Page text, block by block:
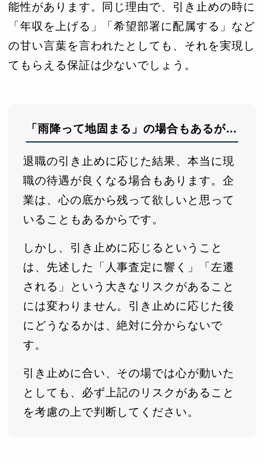
能性があります。同じ理由で、引き止めの時に
「年収を上げる」「希望部署に配属する」など
の甘い言葉を言われたとしても、それを実現し
てもらえる保証は少ないでしょう。
「雨降って地固まる」の場合もあるが…
退職の引き止めに応じた結果、本当に現
職の待遇が良くなる場合もあります。企
業は、心の底から残って欲しいと思って
いることもあるからです。
しかし、引き止めに応じるということ
は、先述した「人事査定に響く」「左遷
される」という大きなリスクがあること
には変わりません。引き止めに応じた後
にどうなるかは、絶対に分からないで
す。
引き止めに合い、その場では心が動いた
としても、必ず上記のリスクがあること
を考慮の上で判断してください。